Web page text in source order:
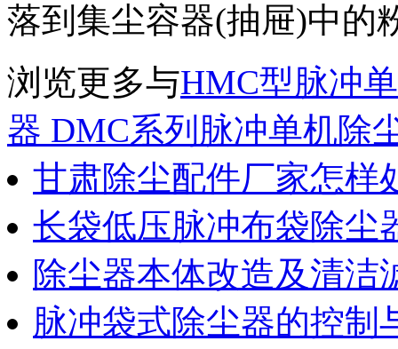
落到集尘容器(抽屉)中的
浏览更多与HMC型脉冲
器 DMC系列脉冲单机除
甘肃除尘配件厂家怎样
长袋低压脉冲布袋除尘
除尘器本体改造及清洁
脉冲袋式除尘器的控制